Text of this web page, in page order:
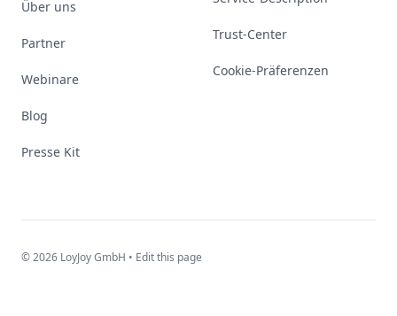
Über uns
Partner
Webinare
Blog
Presse Kit
Trust-Center
Cookie-Präferenzen
© 2026 LoyJoy GmbH • Edit this page